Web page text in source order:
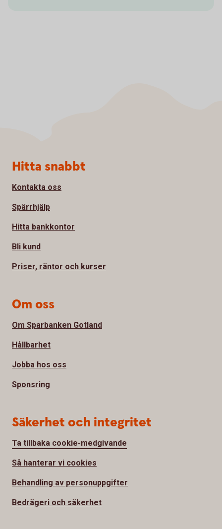
Sidfot
Hitta snabbt
Kontakta oss
Spärrhjälp
Hitta bankkontor
Bli kund
Priser, räntor och kurser
Om oss
Om Sparbanken Gotland
Hållbarhet
Jobba hos oss
Sponsring
Säkerhet och integritet
Ta tillbaka cookie-medgivande
Så hanterar vi cookies
Behandling av personuppgifter
Bedrägeri och säkerhet